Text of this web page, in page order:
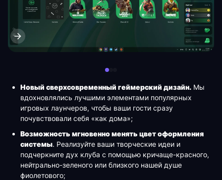
Новый сверхсовременный геймерский дизайн. Мы
вдохновлялись лучшими элементами популярных
игровых лаунчеров, чтобы ваши гости сразу
почувствовали себя «как дома»;
Возможность мгновенно менять цвет оформления
системы. Реализуйте ваши творческие идеи и
подчеркните дух клуба с помощью кричаще-красного,
нейтрально-зеленого или близкого нашей душе
фиолетового;